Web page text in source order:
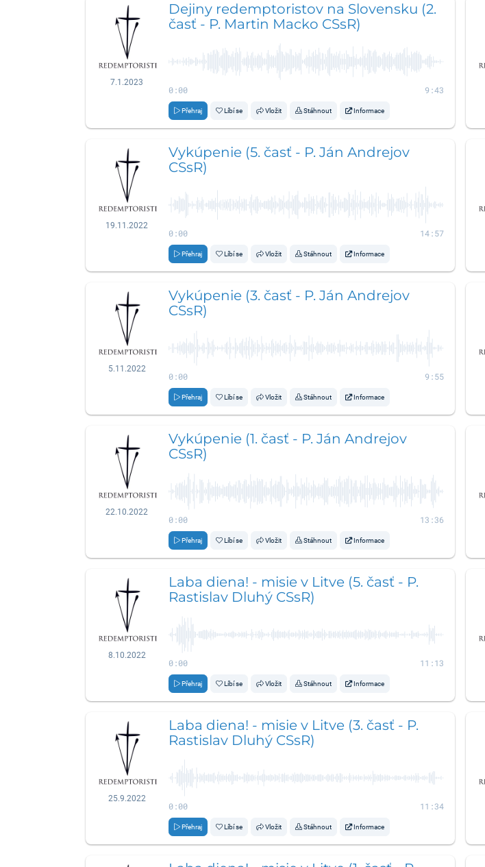
7.1.2023
Dejiny redemptoristov na Slovensku (2.
časť - P. Martin Macko CSsR)
0:00 9:43
Přehraj Líbí se Vložit Stáhnout Informace
19.11.2022
Vykúpenie (5. časť - P. Ján Andrejov
CSsR)
0:00 14:57
Přehraj Líbí se Vložit Stáhnout Informace
5.11.2022
Vykúpenie (3. časť - P. Ján Andrejov
CSsR)
0:00 9:55
Přehraj Líbí se Vložit Stáhnout Informace
22.10.2022
Vykúpenie (1. časť - P. Ján Andrejov
CSsR)
0:00 13:36
Přehraj Líbí se Vložit Stáhnout Informace
8.10.2022
Laba diena! - misie v Litve (5. časť - P.
Rastislav Dluhý CSsR)
0:00 11:13
Přehraj Líbí se Vložit Stáhnout Informace
25.9.2022
Laba diena! - misie v Litve (3. časť - P.
Rastislav Dluhý CSsR)
0:00 11:34
Přehraj Líbí se Vložit Stáhnout Informace